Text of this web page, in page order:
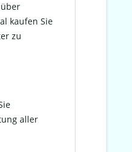
kaufen Sie
zu
aller